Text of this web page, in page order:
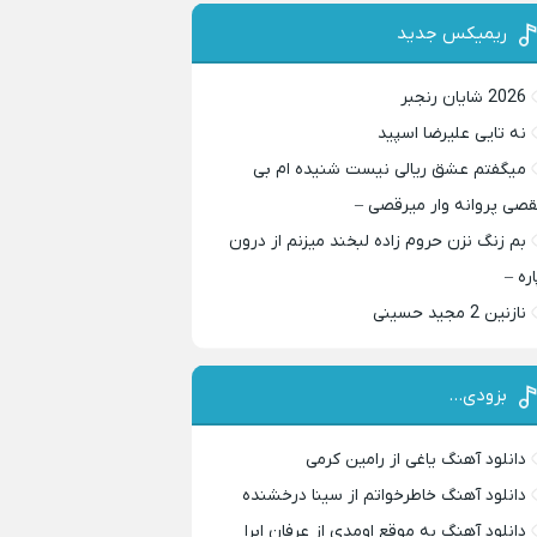
ریمیکس جدید
2026 شایان رنجبر
نه تایی علیرضا اسپید
میگفتم عشق ریالی نیست شنیده ام بی
پروانه وار میرقصی –
بم زنگ نزن حروم زاده لبخند میزنم از درون
–
نازنین 2 مجید حسینی
بزودی…
دانلود آهنگ یاغی از رامین کرمی
دانلود آهنگ خاطرخواتم از سینا درخشنده
دانلود آهنگ به موقع اومدی از عرفان ابرا